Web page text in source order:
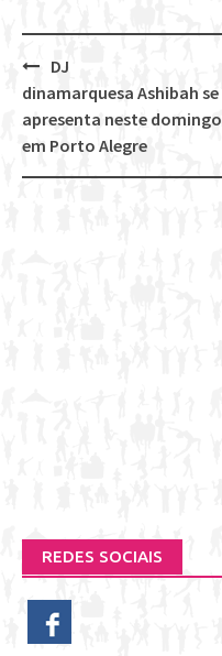
Post
navigation
DJ
dinamarquesa Ashibah se
apresenta neste domingo
em Porto Alegre
REDES SOCIAIS